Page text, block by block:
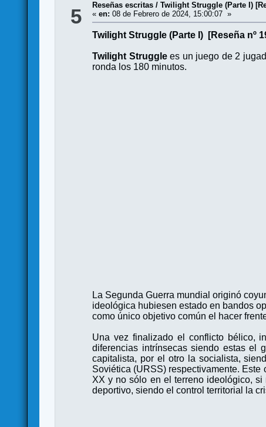
5 Reseñas escritas /Twilight Struggle (Parte I)
«en: 08 de Febrero de 2024, 15:00:07 »
Twilight Struggle (Parte I) [Reseña nº
Twilight Strugglees un juego de 2
ronda los 180 minutos.
La Segunda Guerra mundial originó
ideológica hubiesen estado en bandos
como único objetivo común el hacer
Una vez finalizado el conflicto bélico,
diferencias intrínsecas siendo estas el
capitalista, por el otro la socialista,
Soviética (URSS) respectivamente.
XX y no sólo en el terreno ideológico,
deportivo, siendo el control territorial la